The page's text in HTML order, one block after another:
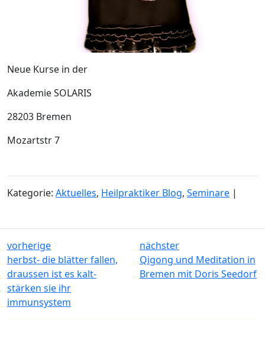
Neue Kurse in der
Akademie SOLARIS
28203 Bremen
Mozartstr 7
Kategorie: Aktuelles, Heilpraktiker Blog, Seminare |
vorherige
herbst- die blätter fallen,
draussen ist es kalt-
stärken sie ihr
immunsystem
nächster
Qigong und Meditation in
Bremen mit Doris Seedorf